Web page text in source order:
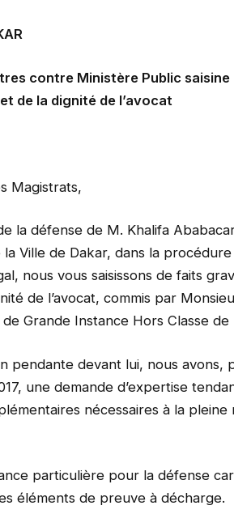
contre Ministère Public
de la dignité de l’avocat
Magistrats,
la défense de M. Khalifa
Ville de Dakar, dans la procédure
nous vous saisissons de faits
de l’avocat, commis par
Grande Instance Hors Classe de
pendante devant lui, nous avons,
une demande d’expertise
nécessaires à la
particulière pour la défense
éléments de preuve à décharge.